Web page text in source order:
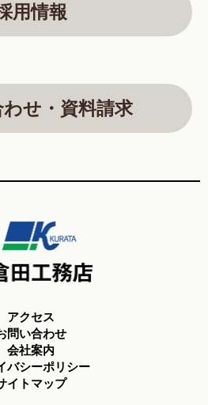
用情報
せ・資料請求
アクセス
問い合わせ
会社案内
バシーポリシー
イトマップ